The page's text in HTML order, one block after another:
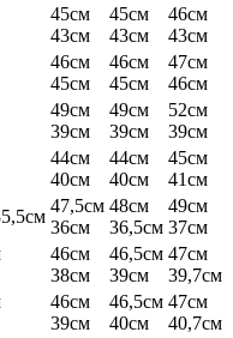
45см
43см
45см
43см
46см
43см
46см
45см
46см
45см
47см
46см
49см
39см
49см
39см
52см
39см
44см
40см
44см
40см
45см
41см
47,5см
36см
48см
36,5см
49см
37см
46см
38см
46,5см
39см
47см
39,7см
46см
39см
46,5см
40см
47см
40,7см